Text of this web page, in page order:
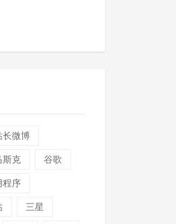
长微博
斯克 谷歌
程序
三星